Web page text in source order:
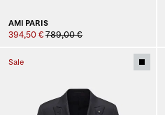
AMI PARIS
394,50 € 789,00 €
Sale